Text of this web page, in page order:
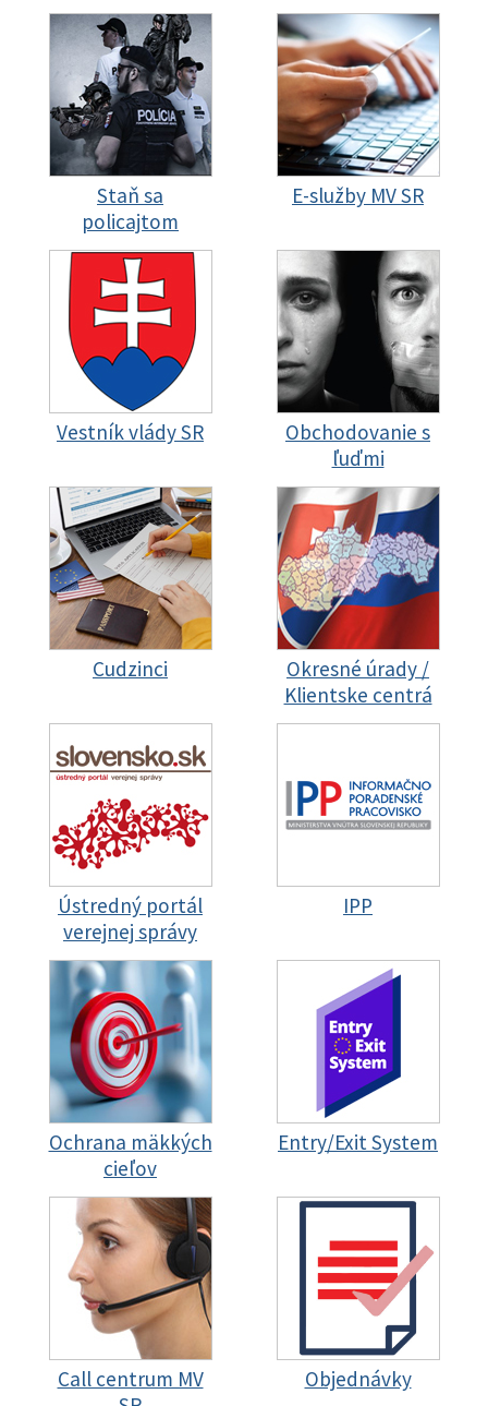
Staň sa
policajtom
E-služby MV SR
Vestník vlády SR
Obchodovanie s
ľuďmi
Cudzinci
Okresné úrady /
Klientske centrá
Ústredný portál
verejnej správy
IPP
Ochrana mäkkých
cieľov
Entry/Exit System
Call centrum MV
Objednávky